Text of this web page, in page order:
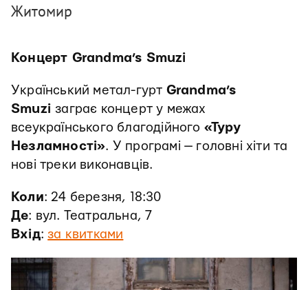
Житомир
Концерт Grandma’s Smuzi
Український метал-гурт Grandma’s
Smuzi заграє концерт у межах
всеукраїнського благодійного «Туру
Незламності». У програмі — головні хіти та
нові треки виконавців.
Коли: 24 березня, 18:30
Де: вул. Театральна, 7
Вхід: за квитками